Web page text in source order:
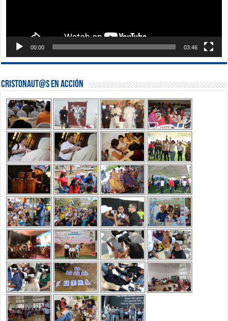
00:00 03:46
Cristonaut@s en Acción